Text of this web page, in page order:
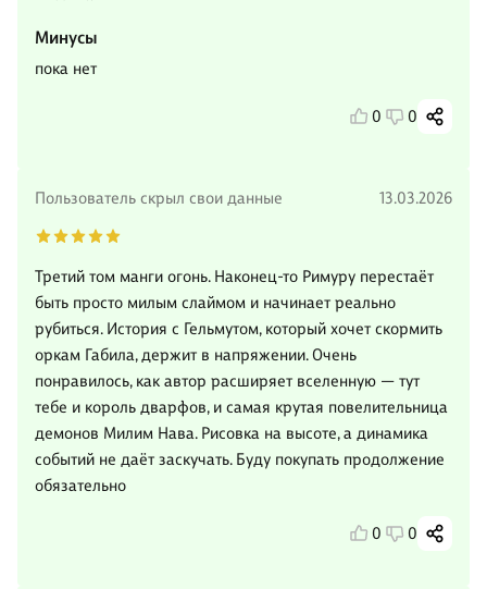
Минусы
пока нет
0 0
Пользователь скрыл свои данные 13.03.2026
Третий том манги огонь. Наконец-то Римуру перестаёт
быть просто милым слаймом и начинает реально
рубиться. История с Гельмутом, который хочет скормить
оркам Габила, держит в напряжении. Очень
понравилось, как автор расширяет вселенную — тут
тебе и король дварфов, и самая крутая повелительница
демонов Милим Нава. Рисовка на высоте, а динамика
событий не даёт заскучать. Буду покупать продолжение
обязательно
0 0